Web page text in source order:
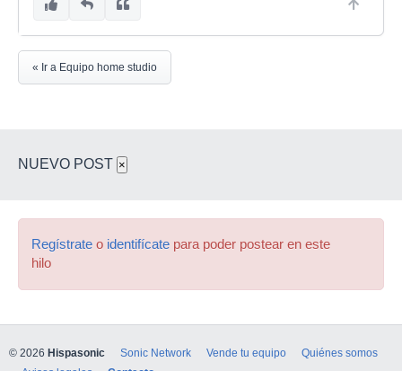
« Ir a Equipo home studio
NUEVO POST ×
Regístrate o identifícate para poder postear en este
hilo
© 2026 Hispasonic Sonic Network Vende tu equipo
Quiénes somos